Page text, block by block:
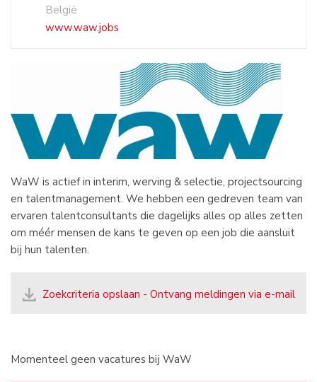
België
www.waw.jobs
WaW is actief in interim, werving & selectie, projectsourcing
en talentmanagement. We hebben een gedreven team van
ervaren talentconsultants die dagelijks alles op alles zetten
om méér mensen de kans te geven op een job die aansluit
bij hun talenten.
Zoekcriteria opslaan - Ontvang meldingen via e-mail
Momenteel geen vacatures bij WaW